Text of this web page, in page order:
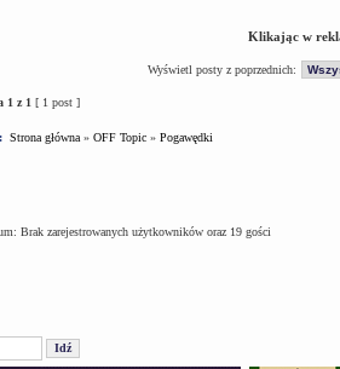
Klikając w
Wyświetl posty z poprzednich:
1 z 1 [ 1 post ]
Strona główna» OFF Topic» Pogawędki
Brak zarejestrowanych użytkowników oraz 19 gości